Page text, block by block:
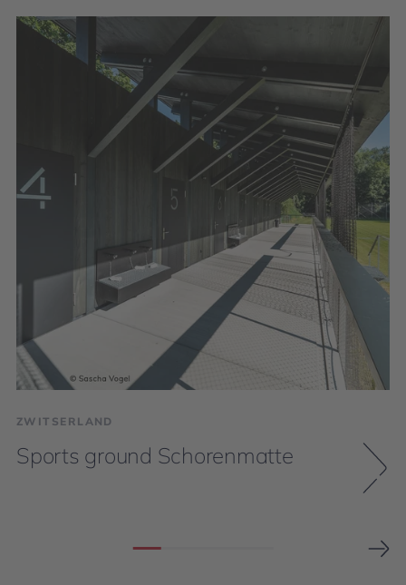
ZWITSERLAND
Sports ground Schorenmatte